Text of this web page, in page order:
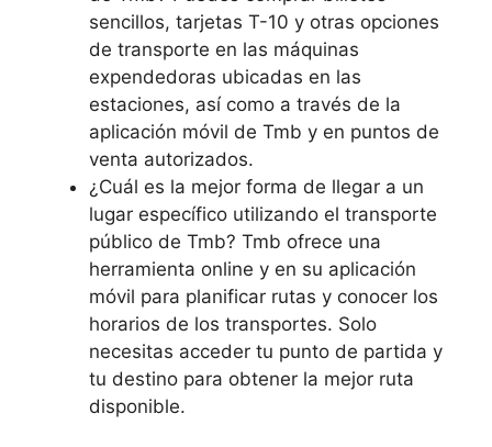
sencillos, tarjetas T-10 y otras opciones
de transporte en las máquinas
expendedoras ubicadas en las
estaciones, así como a través de la
aplicación móvil de Tmb y en puntos de
venta autorizados.
¿Cuál es la mejor forma de llegar a un
lugar específico utilizando el transporte
público de Tmb? Tmb ofrece una
herramienta online y en su aplicación
móvil para planificar rutas y conocer los
horarios de los transportes. Solo
necesitas acceder tu punto de partida y
tu destino para obtener la mejor ruta
disponible.